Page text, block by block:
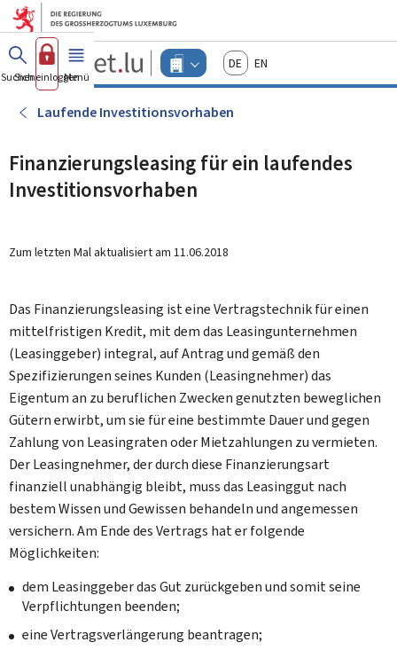
Zum Hauptmenü
Zum Inhalt
Guichet.lu
Changer
d'espace
Menu
actif
DeutschEnglish
Suchen
Sich einloggen
Menü Haupt-
Laufende Investitionsvorhaben
Finanzierungsleasing für ein laufendes
Investitionsvorhaben
Zum letzten Mal aktualisiert am 11.06.2018
Das Finanzierungsleasing ist eine Vertragstechnik für einen
mittelfristigen Kredit, mit dem das Leasingunternehmen
(Leasinggeber) integral, auf Antrag und gemäß den
Spezifizierungen seines Kunden (Leasingnehmer) das
Eigentum an zu beruflichen Zwecken genutzten beweglichen
Gütern erwirbt, um sie für eine bestimmte Dauer und gegen
Zahlung von Leasingraten oder Mietzahlungen zu vermieten.
Der Leasingnehmer, der durch diese Finanzierungsart
finanziell unabhängig bleibt, muss das Leasinggut nach
bestem Wissen und Gewissen behandeln und angemessen
versichern. Am Ende des Vertrags hat er folgende
Möglichkeiten:
dem Leasinggeber das Gut zurückgeben und somit seine
Verpflichtungen beenden;
eine Vertragsverlängerung beantragen;